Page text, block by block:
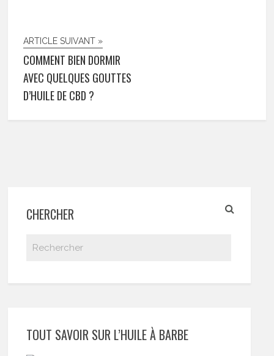
ARTICLE SUIVANT »
COMMENT BIEN DORMIR
AVEC QUELQUES GOUTTES
D’HUILE DE CBD ?
CHERCHER
TOUT SAVOIR SUR L’HUILE À BARBE